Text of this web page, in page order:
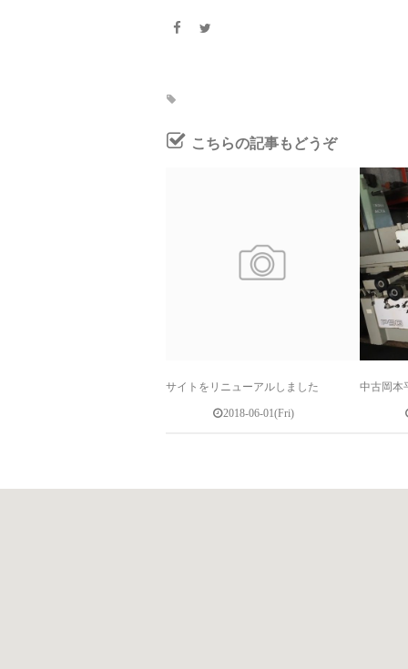
こちらの記事もどうぞ
サイトをリニューアルしました
2018-06-01(Fri)
中古岡本